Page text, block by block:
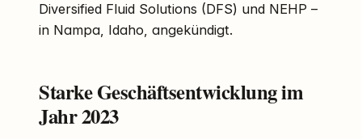
Diversified Fluid Solutions (DFS) und NEHP –
in Nampa, Idaho, angekündigt.
Starke Geschäftsentwicklung im
Jahr 2023